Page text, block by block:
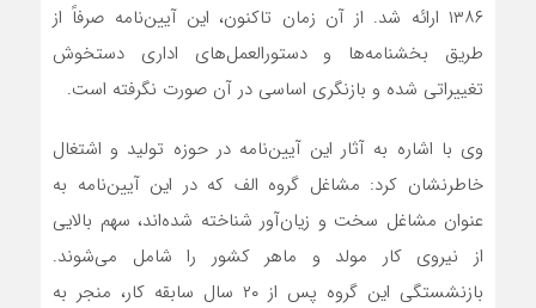
۱۳۸۶ ارائه شد. از آن زمان تاکنون، این آیین‌نامه صرفاً از
طریق بخشنامه‌ها و دستورالعمل‌های اداری دستخوش
تغییراتی شده و بازنگری اساسی در آن صورت نگرفته است.
وی با اشاره به آثار این آیین‌نامه در حوزه تولید و اشتغال
خاطرنشان کرد: مشاغل گروه الف که در این آیین‌نامه به
عنوان مشاغل سخت و زیان‌آور شناخته شده‌اند، سهم بالایی
از نیروی کار مولد و ماهر کشور را شامل می‌شوند.
بازنشستگی این گروه پس از ۲۰ سال سابقه کار، منجر به